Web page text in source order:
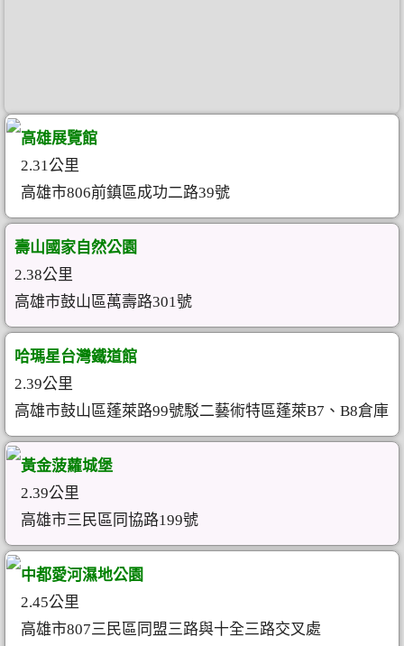
高雄展覽館
2.31公里
高雄市806前鎮區成功二路39號
壽山國家自然公園
2.38公里
高雄市鼓山區萬壽路301號
哈瑪星台灣鐵道館
2.39公里
高雄市鼓山區蓬萊路99號駁二藝術特區蓬萊B7、B8倉庫
黃金菠蘿城堡
2.39公里
高雄市三民區同協路199號
中都愛河濕地公園
2.45公里
高雄市807三民區同盟三路與十全三路交叉處